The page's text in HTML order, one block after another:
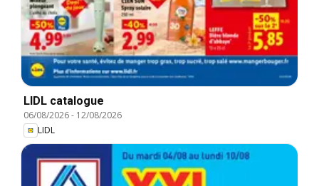
LIDL catalogue
06/08/2026- 12/08/2026
LIDL